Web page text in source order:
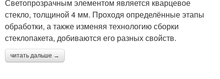
Светопрозрачным элементом является кварцевое
стекло, толщиной 4 мм. Проходя определённые этапы
обработки, а также изменяя технологию сборки
стеклопакета, добиваются его разных свойств.
читать дальше →